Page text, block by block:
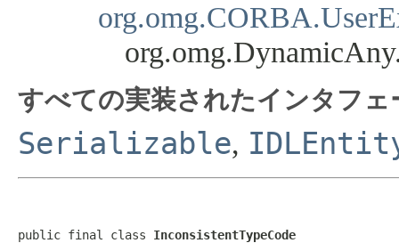
すべての実装されたインタフェ
Serializable,
public final class InconsistentTypeCode